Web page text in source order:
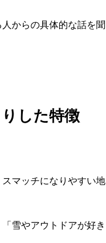
からの具体的な話を聞
した特徴
マッチになりやすい地
雪やアウトドアが好き